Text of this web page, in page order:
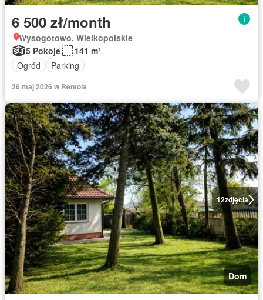
6 500 zł/month
Wysogotowo, Wielkopolskie
5 Pokoje
141 m²
Ogród
Parking
26 maj 2026 w Rentola
12zdjęcia
Dom